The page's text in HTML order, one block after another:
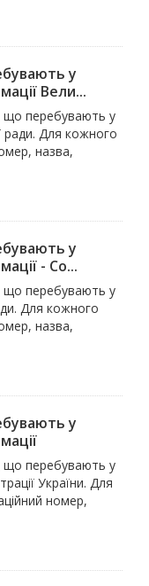
у
Вели...
що перебувають у
ради. Для кожного
назва,
у
- Со...
що перебувають у
Для кожного
назва,
у
що перебувають у
України. Для
номер,